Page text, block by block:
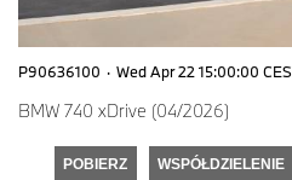
P90636100 · Wed Apr 22 15:00:00
BMW 740 xDrive (04/2026)
POBIERZ WSPÓŁDZIELENIE